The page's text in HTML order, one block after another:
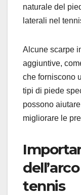
naturale del
laterali nel
Alcune scarpe
aggiuntive,
che forniscono
tipi di piede
possono
migliorare le
tennis